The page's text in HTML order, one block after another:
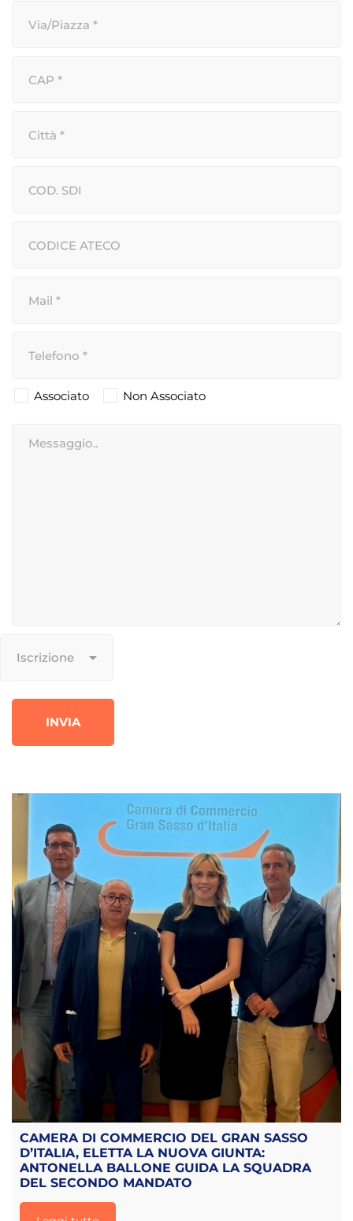
Associato Non Associato
CAMERA DI COMMERCIO DEL GRAN SASSO
D’ITALIA, ELETTA LA NUOVA GIUNTA:
ANTONELLA BALLONE GUIDA LA SQUADRA
DEL SECONDO MANDATO